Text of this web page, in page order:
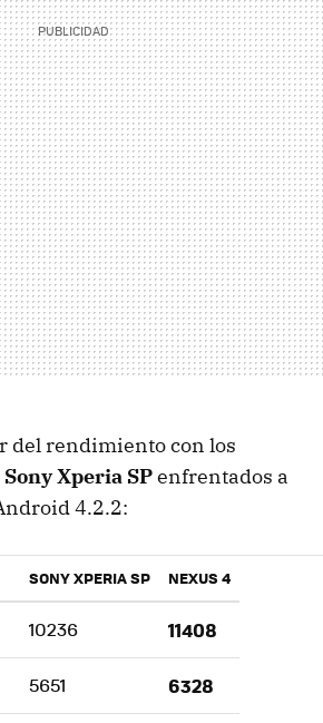
del rendimiento con los
Xperia SPenfrentados a
4.2.2:
SONY XPERIA SP NEXUS 4
10236 11408
5651 6328